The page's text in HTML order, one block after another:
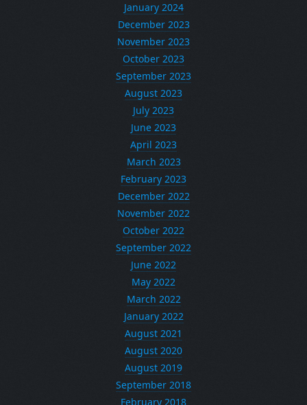
January 2024
December 2023
November 2023
October 2023
September 2023
August 2023
July 2023
June 2023
April 2023
March 2023
February 2023
December 2022
November 2022
October 2022
September 2022
June 2022
May 2022
March 2022
January 2022
August 2021
August 2020
August 2019
September 2018
February 2018